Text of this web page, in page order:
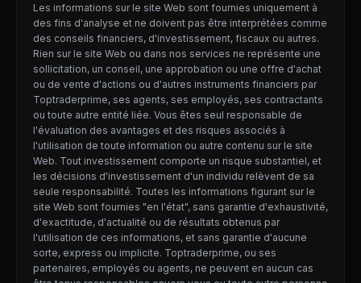
Les informations sur le site Web sont fournies uniquement à
des fins d'analyse et ne doivent pas être interprétées comme
des conseils financiers, d'investissement, fiscaux ou autres.
Rien sur le site Web ou dans nos services ne représente une
sollicitation, un conseil, une approbation ou une offre d'achat
ou de vente d'actions ou d'autres instruments financiers par
Toptraderprime, ses agents, ses employés, ses contractants
ou toute autre entité liée. Vous êtes seul responsable de
l'évaluation des avantages et des risques associés à
l'utilisation de toute information ou autre contenu sur le site
Web. Tout investissement comporte un risque substantiel, et
les décisions d'investissement d'un individu relèvent de sa
seule responsabilité. Toutes les informations figurant sur le
site Web sont fournies "en l'état", sans garantie d'exhaustivité,
d'exactitude, d'actualité ou de résultats obtenus par
l'utilisation de ces informations, et sans garantie d'aucune
sorte, express ou implicite. Toptraderprime, ou ses
partenaires, employés ou agents, ne peuvent en aucun cas